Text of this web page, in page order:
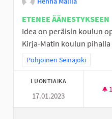
ETENEE ÄÄNESTYKSEEN
Idea on peräisin koulun
Kirja-Matin koulun
Rajaa tulokset teeman
Pohjoinen Seinäjoki
LUONTIAIKA
17.01.2023